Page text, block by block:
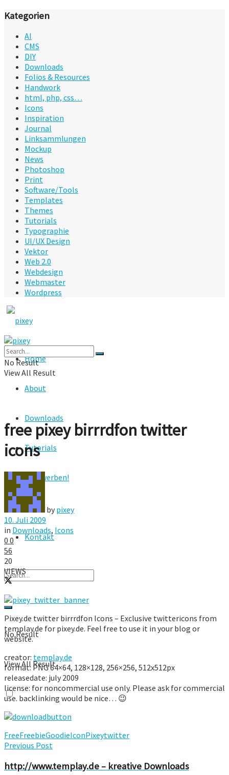
Kategorien
AI
CMS
DIY
Downloads
Folios & Resources
Handwork
html, php, css…
Icons
Inspiration
Journal
Linksammlungen
Mockup
News
Photoshop
Print
Software/Tools
Templates
Themes
Tutorials
Typographie
UI/UX Design
Vektor
Web 2.0
Webdesign
Webmaster
Wordpress
Home
About
Downloads
Tutorials
Hier werben!
FAQ
Kontakt
No Result
View All Result
No Result
View All Result
free pixey birrrdfon twitter
icons
by pixey
10. Juli 2009
in Downloads, Icons
0 0
56
20
VIEWS
Pixey.de twitter birrrdfon Icons – Exclusive twittericons from
templay.de for pixey.de. Feel free to use it in your blog or
website.
creator: templay.de
format: PNG 64×64, 128×128, 256×256, 512x512px
releasedate: july 2009
license: for noncommercial use only. Please ask for commercial
use. backlinking would be nice… 😉
FreeFreebieGoodieIconPixeytwitter
Previous Post
http://www.templay.de – kreative Downloads